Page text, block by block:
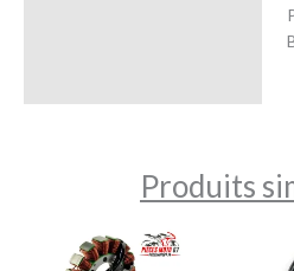
Produits